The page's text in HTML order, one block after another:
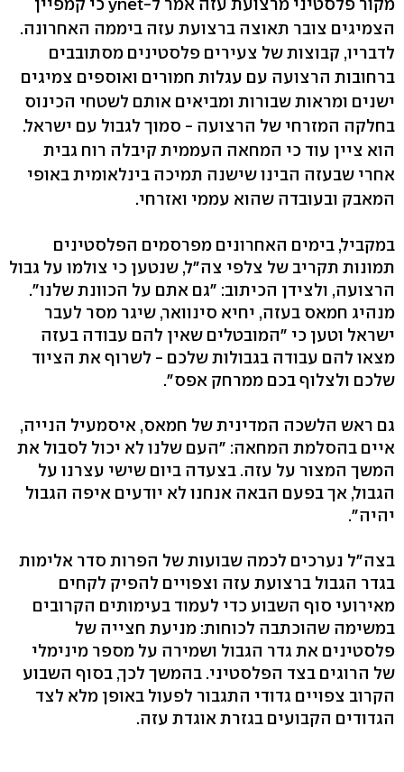
הצמיגים צובר תאוצה ברצועת עזה ביממה האחרונה.
לדבריו, קבוצות של צעירים פלסטינים מסתובבים
ברחובות הרצועה עם עגלות חמורים ואוספים צמיגים
ישנים ומראות שבורות ומביאים אותם לשטחי הכינוס
בחלקה המזרחי של הרצועה - סמוך לגבול עם ישראל.
הוא ציין עוד כי המחאה העממית קיבלה רוח גבית
אחרי שבעזה הבינו שישנה תמיכה בינלאומית באופי
המאבק ובעובדה שהוא עממי ואזרחי.
במקביל, בימים האחרונים מפרסמים הפלסטינים
תמונות תקריב של צלפי צה"ל, שנטען כי צולמו על גבול
הרצועה, ולצידן הכיתוב: "גם אתם על הכוונת שלנו".
מנהיג חמאס בעזה, יחיא סינוואר, שיגר מסר לעבר
ישראל וטען כי "המובטלים שאין להם עבודה בעזה
מצאו להם עבודה בגבולות שלכם - לשרוף את הציוד
שלכם ולצלוף בכם ממרחק אפס".
גם ראש הלשכה המדינית של חמאס, איסמעיל הנייה,
איים בהסלמת המחאה: "העם שלנו לא יכול לסבול את
המשך המצור על עזה. בצעדה ביום שישי עצרנו על
הגבול, אך בפעם הבאה אנחנו לא יודעים איפה הגבול
יהיה".
בצה"ל נערכים לכמה שבועות של הפרות סדר אלימות
בגדר הגבול ברצועת עזה וצפויים להפיק לקחים
מאירועי סוף השבוע כדי לעמוד בעימותים הקרובים
במשימה שהוכתבה לכוחות: מניעת חצייה של
פלסטינים את גדר הגבול ושמירה על מספר מינימלי
של הרוגים בצד הפלסטיני. בהמשך לכך, בסוף השבוע
הקרוב צפויים גדודי התגבור לפעול באופן מלא לצד
הגדודים הקבועים בגזרת אוגדת עזה.